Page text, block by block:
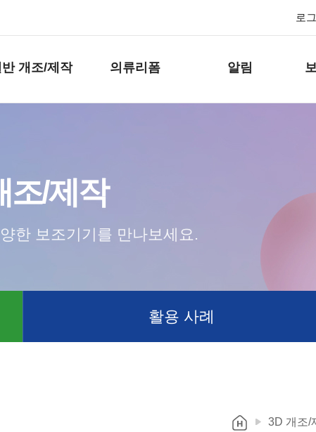
로
반 개조/제작 의류리폼 알림
조/제작
한 보조기기를 만나보세요.
활용 사례
3D 개조/